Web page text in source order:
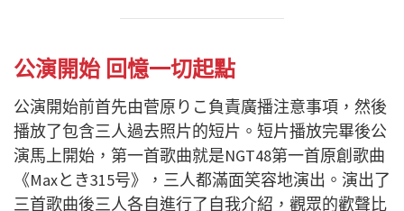
公演開始 回憶一切起點
公演開始前首先由菅原りこ負責廣播注意事項，然後
播放了包含三人過去照片的短片。短片播放完畢後公
演馬上開始，第一首歌曲就是NGT48第一首原創歌曲
《Maxとき315号》，三人都滿面笑容地演出。演出了
三首歌曲後三人各自進行了自我介紹，觀眾的歡聲比